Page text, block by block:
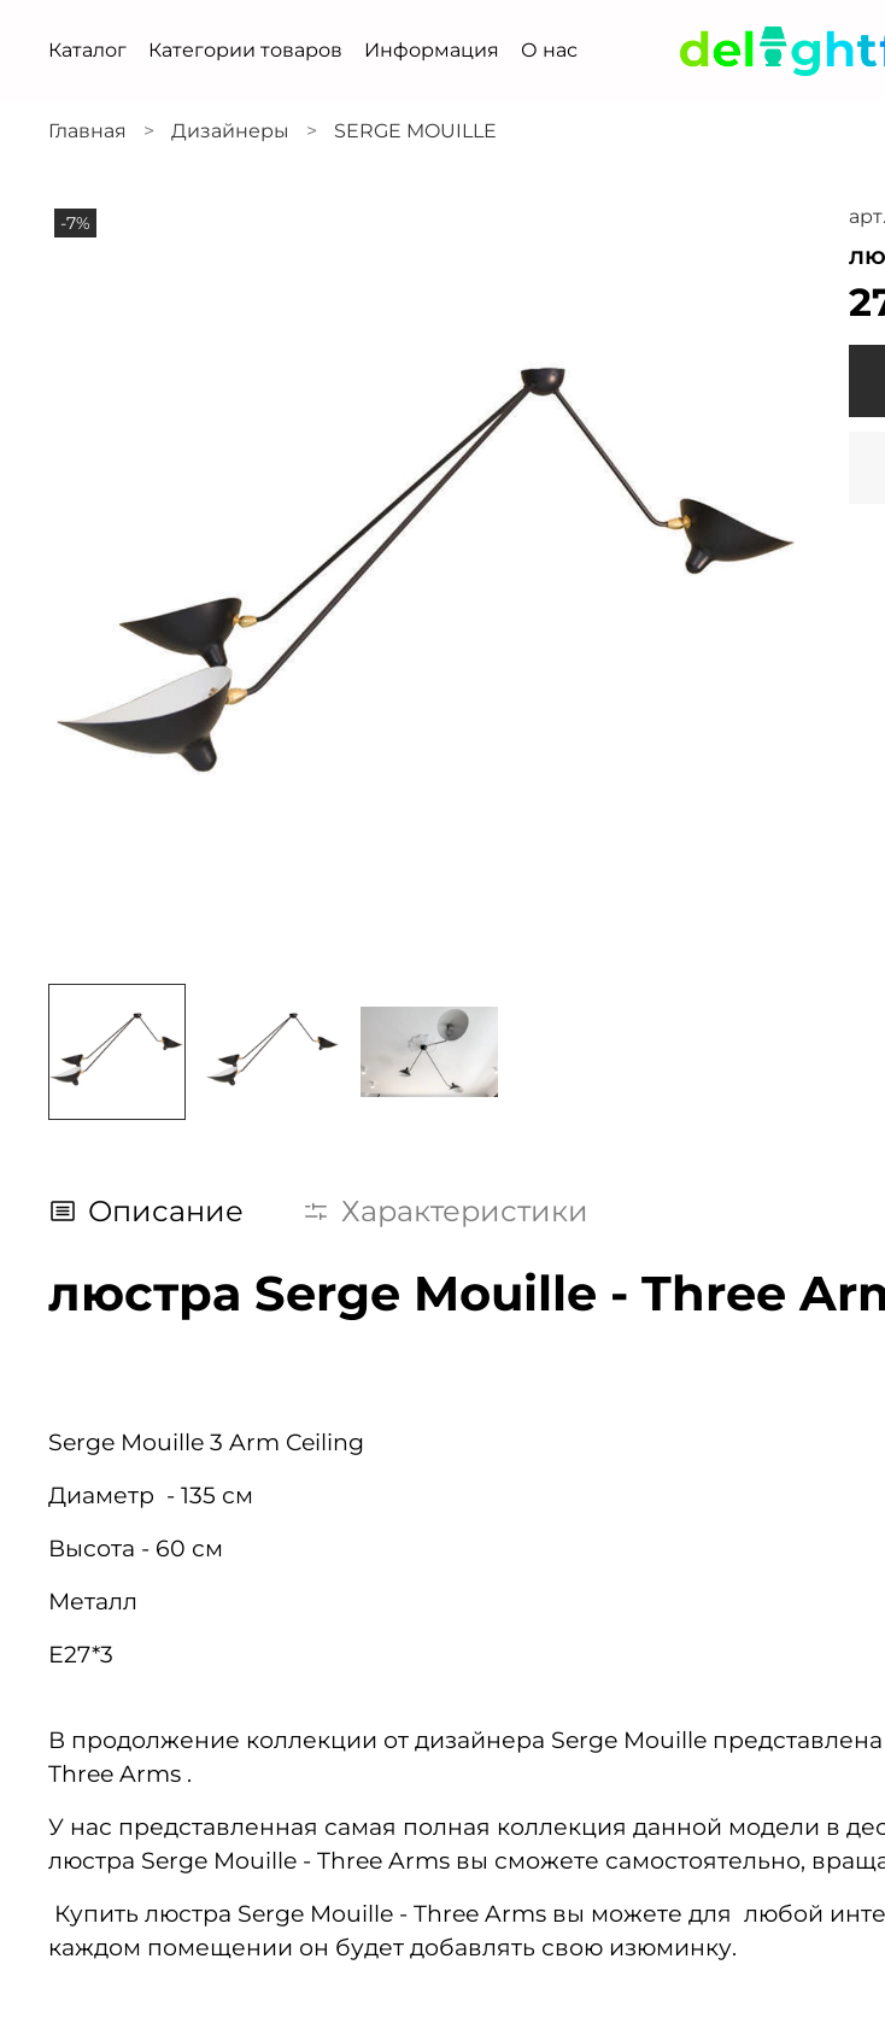
Каталог Категории товаров Информация О нас
Главная Дизайнеры SERGE MOUILLE
-7% арт.
Описание Характеристики
люстра Serge Mouille - Three
Serge Mouille 3 Arm Ceiling
Диаметр - 135 см
Высота - 60 см
Металл
Е27*3
В продолжение коллекции от дизайнера Serge Mouille
Three Arms .
У нас представленная самая полная коллекция данной модели в
люстра Serge Mouille - Three Arms вы сможете самостоятельно,
Купить люстра Serge Mouille - Three Arms вы можете для любой
каждом помещении он будет добавлять свою изюминку.